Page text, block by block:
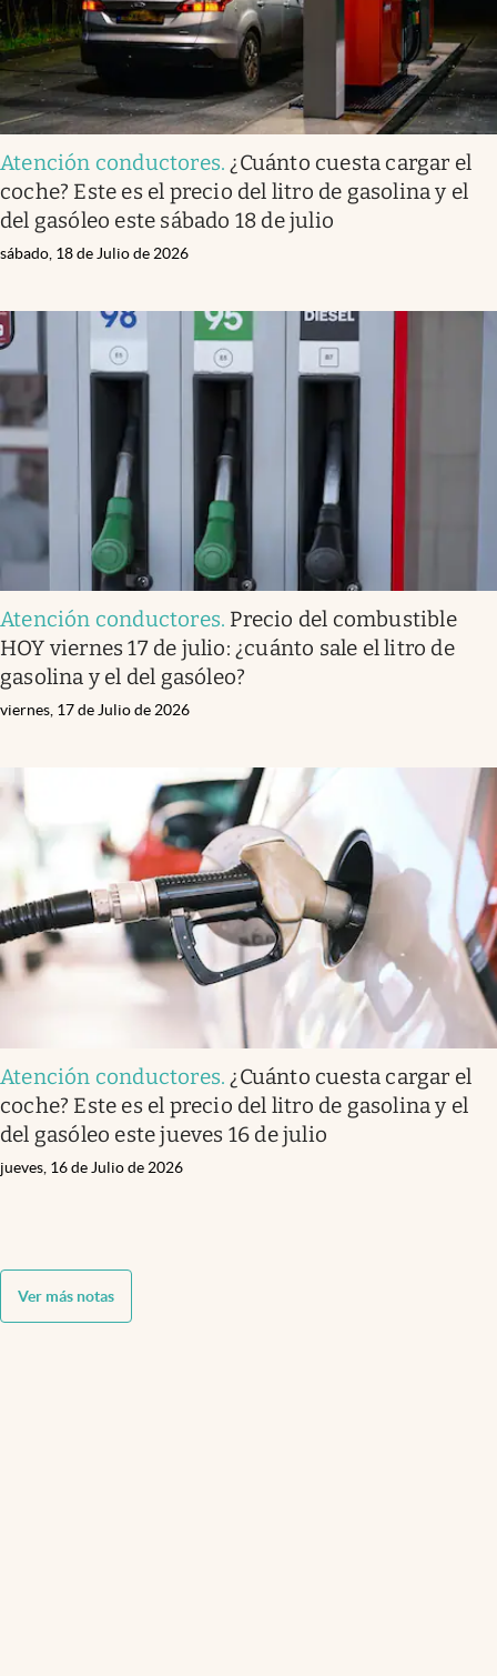
Atención conductores. ¿Cuánto cuesta cargar el
coche? Este es el precio del litro de gasolina y el
del gasóleo este sábado 18 de julio
sábado, 18 de Julio de 2026
Atención conductores. Precio del combustible
HOY viernes 17 de julio: ¿cuánto sale el litro de
gasolina y el del gasóleo?
viernes, 17 de Julio de 2026
Atención conductores. ¿Cuánto cuesta cargar el
coche? Este es el precio del litro de gasolina y el
del gasóleo este jueves 16 de julio
jueves, 16 de Julio de 2026
Ver más notas